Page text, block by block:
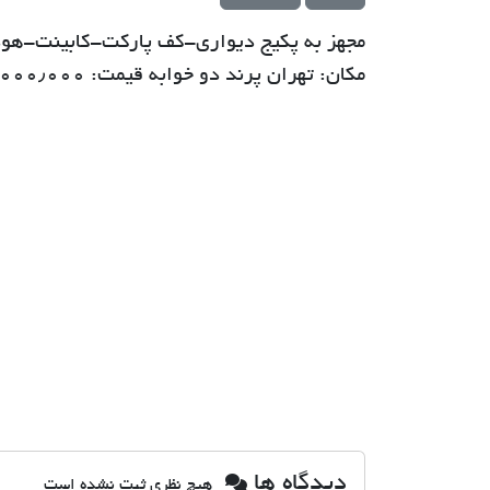
مجهز به پکیج دیواری-کف پارکت-کابینت-
مکان: تهران پرند دو خوابه قیمت: ۴۰٫۰۰۰٫۰۰۰ تومان متراژ : ۷۶ متر
دیدگاه ها هیچ نظری ثبت نشده است